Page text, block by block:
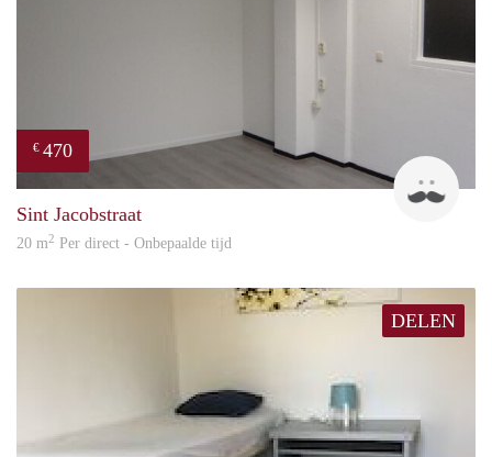
€ 470
Sint Jacobstraat
20 m2 Per direct - Onbepaalde tijd
DELEN